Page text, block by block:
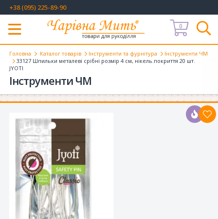
+38 (095) 225-89-90
Меню
0
Головна Каталог товарів Інструменти та фурнітура
Інструменти ЧМ
33127 Шпильки металеві срібні розмір 4 см, нікель.покриття 20 шт.
JYOTI
Інструменти ЧМ